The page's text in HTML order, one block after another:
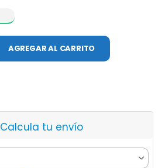
AGREGAR AL CARRITO
Calcula tu envío